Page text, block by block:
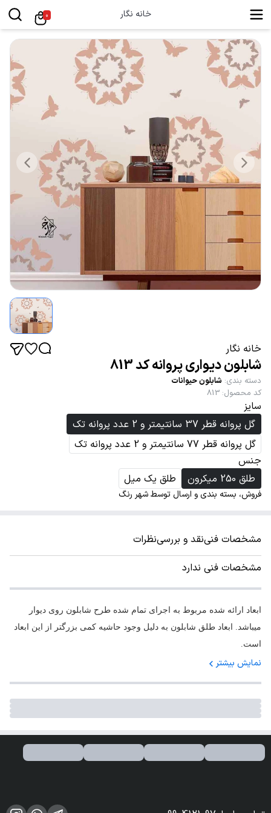
خانه نگار 0
خانه نگار
شابلون دیواری پروانه کد 813
دسته بندی: شابلون حیوانات
کد محصول:
813
سایز
گل پروانه قطر 37 سانتیمتر و 2 عدد پروانه تک
گل پروانه قطر 77 سانتیمتر و 2 عدد پروانه تک
جنس
طلق 250 میکرون
طلق یک میل
فروش، بسته بندی و ارسال توسط شهر رنگ
مشخصات فنینقد و بررسینظرات
مشخصات فنی ندارد
ابعاد ارائه شده مربوط به اجرای تمام شده طرح شابلون روی دیوار
میباشد. ابعاد طلق شابلون به دلیل وجود حاشیه کمی بزرگتر از این ابعاد
است.
نمایش بیشتر